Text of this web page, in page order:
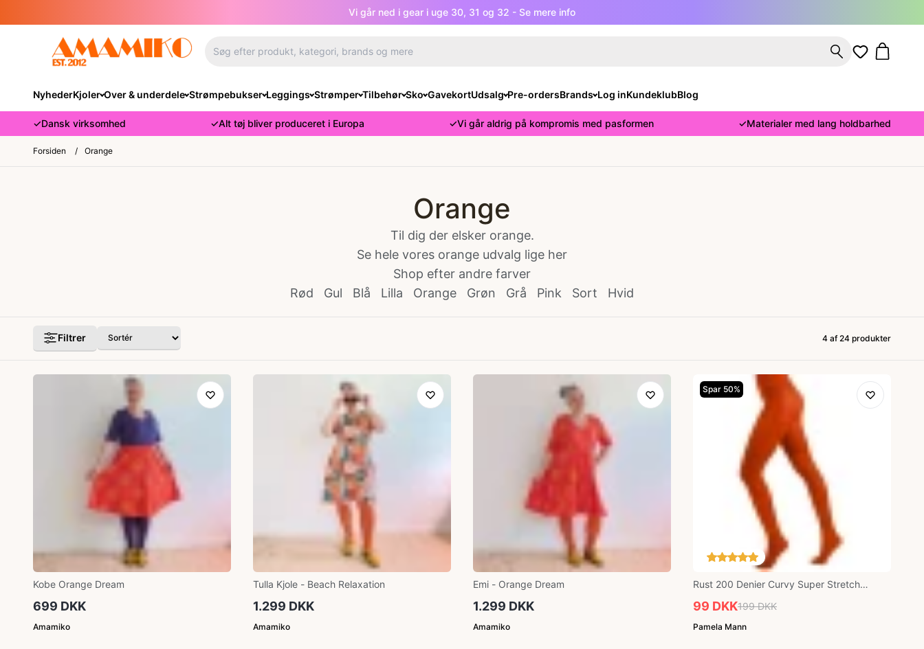
Vi går ned i gear i uge 30, 31 og 32 - Se mere info
NyhederKjoler Over & underdele Strømpebukser Leggings Strømper Tilbehør Sko GavekortUdsalg Pre-ordersBrands Log inKundeklubBlog
✓Dansk virksomhed ✓Alt tøj bliver produceret i Europa ✓Vi går aldrig på kompromis med pasformen ✓Materialer med lang holdbarhed
Forsiden / Orange
Orange
Til dig der elsker orange.
Se hele vores orange udvalg lige her
Shop efter andre farver
Rød
Gul Blå Lilla Orange Grøn Grå Pink Sort Hvid
Filtrer 4 af 24 produkter
Kobe Orange Dream
699 DKK
Amamiko
Tulla Kjole - Beach Relaxation
1.299 DKK
Amamiko
Emi - Orange Dream
1.299 DKK
Amamiko
Spar 50%
Rust 200 Denier Curvy Super Stretch
99 DKK199 DKK
Pamela Mann